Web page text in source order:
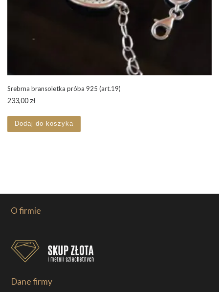
Srebrna bransoletka próba 925 (art.19)
233,00zł
Dodaj do koszyka
O firmie
Dane firmy